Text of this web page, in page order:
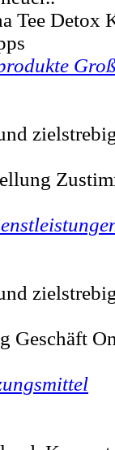
Tee Detox
Geschäft